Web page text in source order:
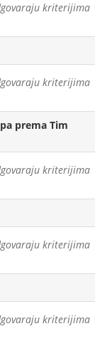
kriterijima
kriterijima
prema Tim
kriterijima
kriterijima
kriterijima